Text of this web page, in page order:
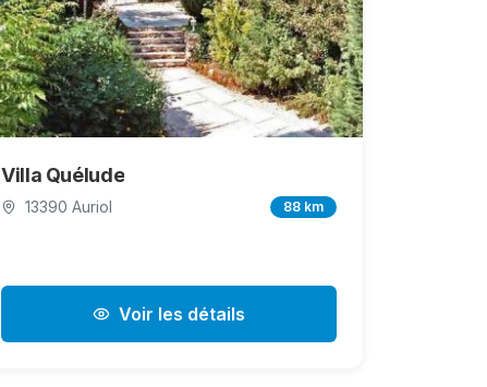
Villa Quélude
13390 Auriol 88 km
Voir les détails